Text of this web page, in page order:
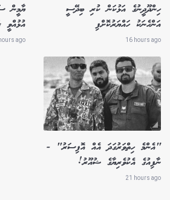
ހިންދޫދީނުގެ އަޅުކަން ކުރި ބިދޭސީ
އަންހެނަކު ހައްޔަރުކޮށްފި
16 hours ago
ޔާމީން
ago
"އެންމެ ހިތްވަރުގަދަ އެއް އޮފިސަރު" -
ނާފިއުގެ އެކުވެރިޔާގެ ޝުއޫރު!
21 hours ago